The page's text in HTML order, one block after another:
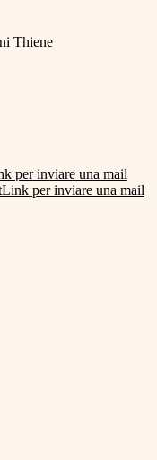
Thiene
per inviare una mail
Link per inviare una mail